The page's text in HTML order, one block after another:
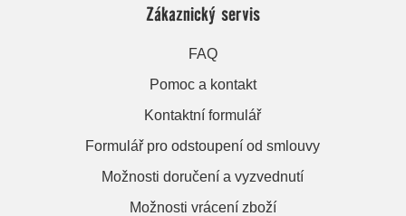
Zákaznický servis
FAQ
Pomoc a kontakt
Kontaktní formulář
Formulář pro odstoupení od smlouvy
Možnosti doručení a vyzvednutí
Možnosti vrácení zboží